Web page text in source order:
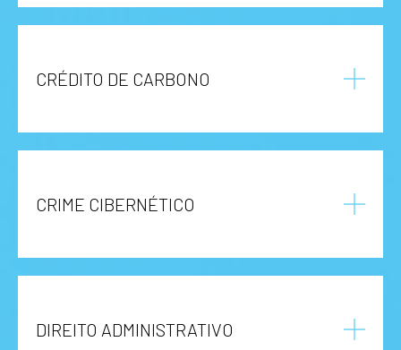
CRÉDITO DE CARBONO
CRIME CIBERNÉTICO
DIREITO ADMINISTRATIVO